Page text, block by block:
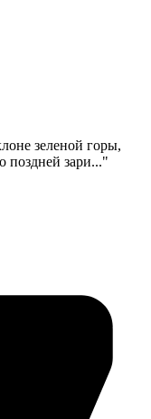
зеленой горы,
поздней зари..."